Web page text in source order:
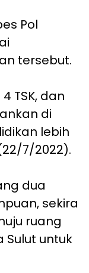
Pol
tersebut.
TSK, dan
di
lebih
7/2022).
dua
sekira
ruang
Sulut untuk